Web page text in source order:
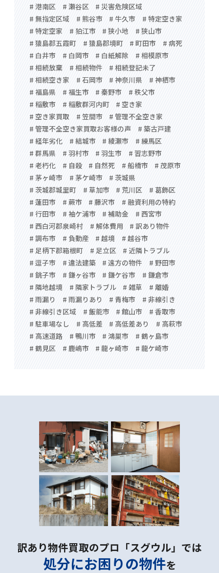
# 港南区
# 瀬谷区
# 災害危険区域
# 無指定区域
# 熊谷市 # 牛久市
# 特定空き家
# 特定空家
# 狛江市 # 狭小地
# 狭山市
# 猿島郡五霞町
# 猿島郡境町 # 町田市
# 病死
# 白井市
# 白岡市 # 白紙解除
# 相模原市
# 相続放棄
# 相続物件
# 相続登記未了
# 相続空き家
# 石岡市 # 神奈川県
# 神栖市
# 福島県
# 福生市 # 秦野市
# 秩父市
# 稲敷市
# 稲敷群河内町
# 空き家
# 空き家買取
# 笠間市
# 管理不全空き家
# 管理不全空き家買取お客様の声
# 築古戸建
# 経年劣化
# 結城市 # 綾瀬市
# 練馬区
# 群馬県
# 羽村市 # 羽生市
# 習志野市
# 老朽化
# 自殺 # 自然死 # 船橋市
# 茂原市
# 茅ヶ崎市
# 茅ケ崎市
# 茨城県
# 茨城郡城里町
# 草加市 # 荒川区
# 葛飾区
# 蓮田市
# 蕨市 # 藤沢市
# 融資利用の特約
# 行田市
# 袖ケ浦市 # 補助金
# 西宮市
# 西白河郡泉崎村
# 解体費用
# 訳あり物件
# 調布市
# 負動産 # 越境
# 越谷市
# 足柄下郡箱根町
# 足立区
# 近隣トラブル
# 逗子市
# 違法建築 # 遠方の物件
# 野田市
# 銚子市
# 鎌ヶ谷市 # 鎌ケ谷市
# 鎌倉市
# 隣地越境
# 隣家トラブル # 雑草
# 離婚
# 雨漏り
# 雨漏りあり # 青梅市
# 非線引き
# 非線引き区域
# 飯能市 # 館山市
# 香取市
# 駐車場なし
# 高低差 # 高低差あり
# 高萩市
# 高速道路
# 鴨川市 # 鴻巣市
# 鶴ヶ島市
# 鶴見区
# 鹿嶋市 # 龍ヶ崎市 # 龍ケ崎市
訳あり物件買取のプロ「スグウル」では
処分にお困りの物件を